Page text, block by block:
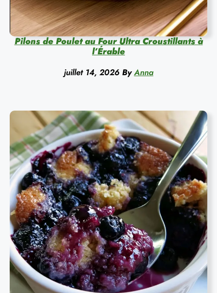
Pilons de Poulet au Four Ultra Croustillants à
l’Érable
juillet 14, 2026 By Anna